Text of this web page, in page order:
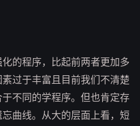
的程序，比起前两者更加多
过于丰富且目前我们不清楚
不同的学程序。但也肯定存
曲线。从大的层面上看，短